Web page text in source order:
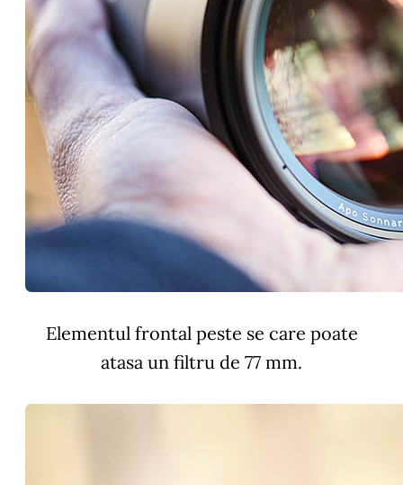
Elementul frontal peste se care poate
atasa un filtru de 77 mm.